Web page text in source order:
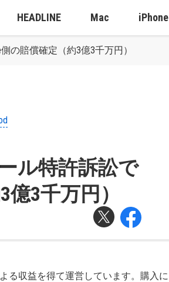
HEADLINE Mac iPhone
の賠償確定（約3億3千万円）
ル特許訴訟で
3千万円）
る収益を得て運営しています。購入に